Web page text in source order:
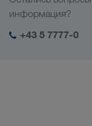
Мой вход в
Ближний Восток
Северная Африка
Социальная
информация?
+43 5 7777-0